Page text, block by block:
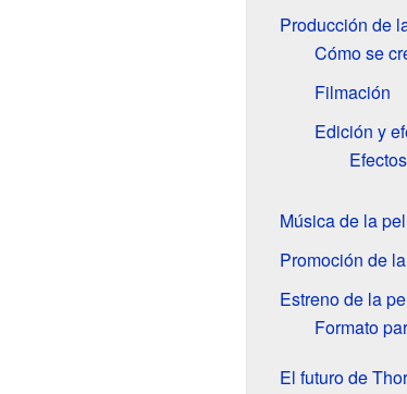
Producción de
Cómo se
Filmación
Edición y
Música de la
Promoción de
Estreno de la
Formato
El futuro de Thor